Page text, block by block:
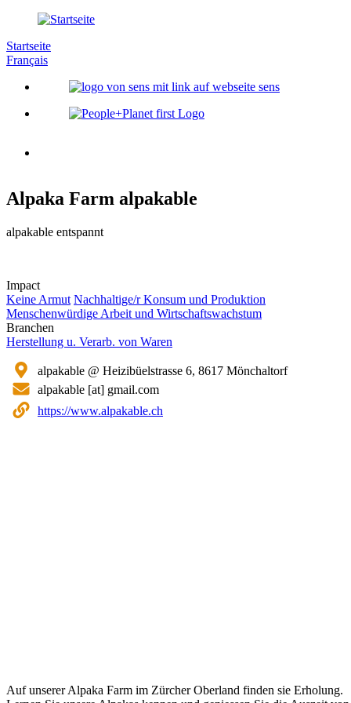
Inhalt
Hauptnavigation
Startseite
Français
Alpaka Farm alpakable
Slogan
alpakable entspannt
Impact
Keine Armut Nachhaltige/r Konsum und Produktion
Menschenwürdige Arbeit und Wirtschaftswachstum
Branchen
Herstellung u. Verarb. von Waren
Ort
alpakable @ Heizibüelstrasse 6, 8617 Mönchaltorf
E-
Mail-
alpakable [at] gmail.com
Webseite
https://www.alpakable.ch
Zusammenfassung
Auf unserer Alpaka Farm im Zürcher Oberland finden sie Erholung.